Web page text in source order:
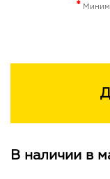
*
В наличии в